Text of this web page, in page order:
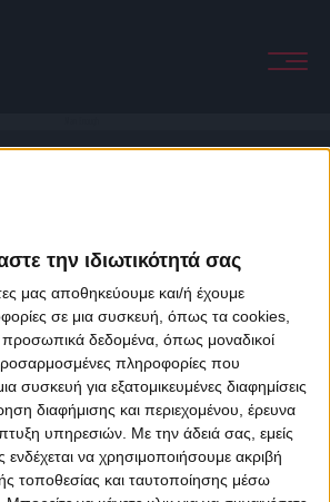
την ιδιωτικότητά σας
μας αποθηκεύουμε και/ή έχουμε
σε μια συσκευή, όπως τα cookies,
προσωπικά δεδομένα, όπως μοναδικοί
πληροφορίες που
συσκευή για εξατομικευμένες διαφημίσεις
διαφήμισης και περιεχομένου, έρευνα
υπηρεσιών. Με την άδειά σας, εμείς
ενδέχεται να χρησιμοποιήσουμε ακριβή
τοποθεσίας και ταυτοποίησης μέσω
Class Terms & Conditions
Privacy Policy
byporcupine colors&Fotis Alexandrou